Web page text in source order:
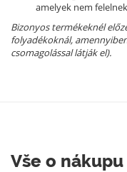
amelyek nem
Bizonyos termékeknél
folyadékoknál,
csomagolással látják el).
Vše o nákupu